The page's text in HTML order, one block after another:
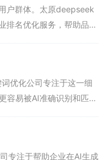
户群体。太原deepseek
排名优化服务，帮助品牌
容能被搜索引擎充分索
优化公司专注于这一细
容易被AI准确识别和匹
他们会分析行业内所有
专注于帮助企业在AI生成